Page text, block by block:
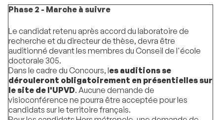
Phase 2 - Marche à suivre
Le candidat retenu après accord du laboratoire de
recherche et du directeur de thèse, devra être
auditionné devant les membres du Conseil de l'école
doctorale 305.
Dans le cadre du Concours, les auditions se
dérouleront obligatoirement en présentielles sur
le site de l'UPVD. Aucune demande de
visioconférence ne pourra être acceptée pour les
candidats sur le territoire français.